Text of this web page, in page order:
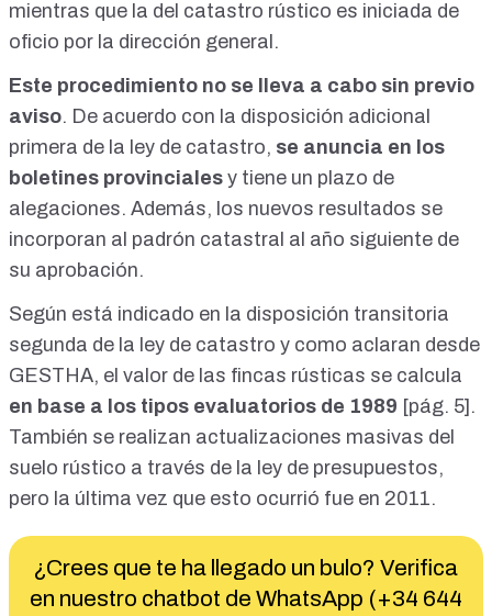
mientras que la del catastro rústico es iniciada de
oficio por la dirección general .
Este procedimiento no se lleva a cabo sin previo
aviso. De acuerdo con la disposición adicional
primera de la ley de catastro, se anuncia en los
boletines provinciales y tiene un plazo de
alegaciones. Además, los nuevos resultados se
incorporan al padrón catastral al año siguiente de
su aprobación.
Según está indicado en la disposición transitoria
segunda de la ley de catastro y como aclaran desde
GESTHA, el valor de las fincas rústicas se calcula
en base a los tipos evaluatorios de 1989 [pág. 5].
También se realizan actualizaciones masivas del
suelo rústico a través de la ley de presupuestos,
pero la última vez que esto ocurrió fue en 2011.
¿Crees que te ha llegado un bulo? Verifica
en nuestro chatbot de WhatsApp (+34 644